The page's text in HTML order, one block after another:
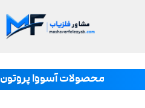
محصولات آسووا پروتون